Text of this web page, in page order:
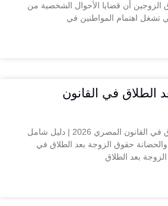
الزوجين أن قضايا الأحوال الشخصية من
تشغل اهتمام المواطنين في
الطلاق في القانون
حقوق الزوجة بعد الطلاق في القانون المصري 2026 | دليل شامل
والحضانة حقوق الزوجة بعد الطلاق في
بعد الطلاق